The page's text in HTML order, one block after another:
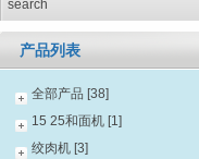
产品列表
全部产品 [38]
15 25和面机 [1]
绞肉机 [3]